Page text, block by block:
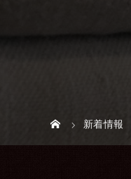
新着情報